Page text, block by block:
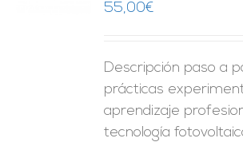
55,00€
Descripción paso a
prácticas
aprendizaje
tecnología